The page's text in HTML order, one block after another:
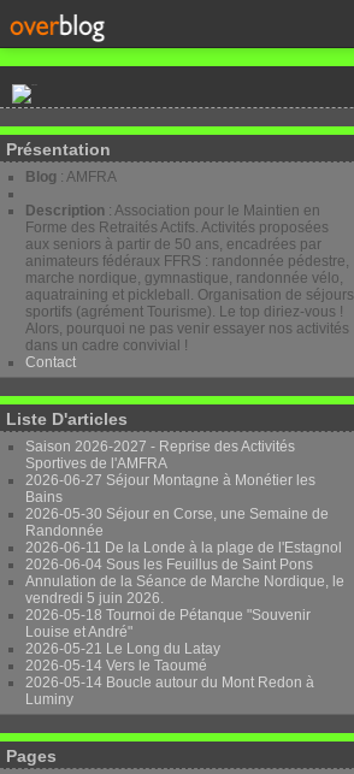
Présentation
Blog : AMFRA
Description : Association pour le Maintien en
Forme des Retraités Actifs. Activités proposées
aux seniors à partir de 50 ans, encadrées par
animateurs fédéraux FFRS : randonnée pédestre,
marche nordique, gymnastique, randonnée vélo,
aquatraining et pickleball. Organisation de séjours
sportifs (agrément Tourisme). Le top diriez-vous !
Alors, pourquoi ne pas venir essayer nos activités
dans un cadre convivial !
Contact
Liste D'articles
Saison 2026-2027 - Reprise des Activités
Sportives de l'AMFRA
2026-06-27 Séjour Montagne à Monétier les
Bains
2026-05-30 Séjour en Corse, une Semaine de
Randonnée
2026-06-11 De la Londe à la plage de l'Estagnol
2026-06-04 Sous les Feuillus de Saint Pons
Annulation de la Séance de Marche Nordique, le
vendredi 5 juin 2026.
2026-05-18 Tournoi de Pétanque "Souvenir
Louise et André"
2026-05-21 Le Long du Latay
2026-05-14 Vers le Taoumé
2026-05-14 Boucle autour du Mont Redon à
Luminy
Pages